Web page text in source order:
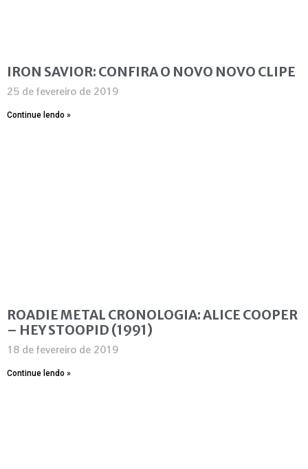
IRON SAVIOR: CONFIRA O NOVO NOVO CLIPE
25 de fevereiro de 2019
Continue lendo »
ROADIE METAL CRONOLOGIA: ALICE COOPER
– HEY STOOPID (1991)
18 de fevereiro de 2019
Continue lendo »